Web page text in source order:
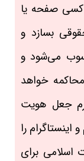
کسی صفحه یا
بسازد و
می‌شود و
خواهد
جعل هویت
را
مجازات اسلامی برای